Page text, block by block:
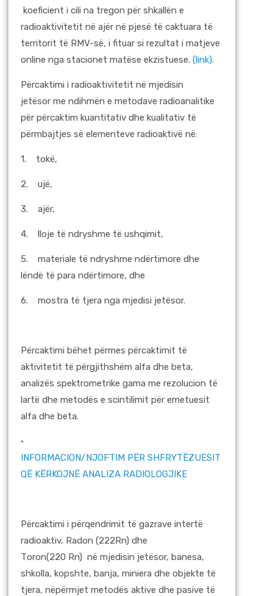
koeficient i cili na tregon për shkallën e
radioaktivitetit në ajër në pjesë të caktuara të
territorit të RMV-së, i fituar si rezultat i matjeve
online nga stacionet matëse ekzistuese. (link).
Përcaktimi i radioaktivitetit në mjedisin
jetësor me ndihmën e metodave radioanalitike
për përcaktim kuantitativ dhe kualitativ të
përmbajtjes së elementeve radioaktivë në:
1. tokë,
2. ujë,
3. ajër,
4. lloje të ndryshme të ushqimit,
5. materiale të ndryshme ndërtimore dhe
lëndë të para ndërtimore, dhe
6. mostra të tjera nga mjedisi jetësor.
Përcaktimi bëhet përmes përcaktimit të
aktivitetit të përgjithshëm alfa dhe beta,
analizës spektrometrike gama me rezolucion të
lartë dhe metodës e scintilimit për emetuesit
alfa dhe beta.
·
INFORMACION/NJOFTIM PËR SHFRYTËZUESIT
QË KËRKOJNË ANALIZA RADIOLOGJIKE
Përcaktimi i përqendrimit të gazrave intertë
radioaktiv, Radon (222Rn) dhe
Тoron(220 Rn) në mjedisin jetësor, banesa,
shkolla, kopshte, banja, miniera dhe objekte të
tjera, nëpërmjet metodës aktive dhe pasive të